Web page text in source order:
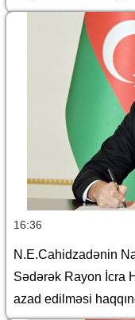
16:36
N.E.Cahidzadənin
Sədərək Rayon İcra
azad edilməsi